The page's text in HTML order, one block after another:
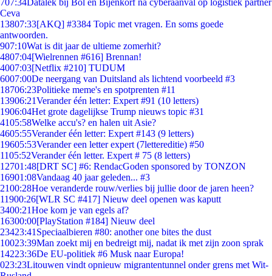
707:34Datalek bij Bol en Bijenkorf na cyberaanval op logistiek partner
Ceva
13807:33[AKQ] #3384 Topic met vragen. En soms goede
antwoorden.
907:10Wat is dit jaar de ultieme zomerhit?
4807:04[Wielrennen #616] Brennan!
4007:03[Netflix #210] TUDUM
6007:00De neergang van Duitsland als lichtend voorbeeld #3
18706:23Politieke meme's en spotprenten #11
13906:21Verander één letter: Expert #91 (10 letters)
1906:04Het grote dagelijkse Trump nieuws topic #31
4105:58Welke accu's? en halen uit Asie?
4605:55Verander één letter: Expert #143 (9 letters)
19605:53Verander een letter expert (7lettereditie) #50
1105:52Verander één letter. Expert # 75 (8 letters)
12701:48[DRT SC] #6: RendacGoden sponsored by TONZON
16901:08Vandaag 40 jaar geleden... #3
2100:28Hoe veranderde rouw/verlies bij jullie door de jaren heen?
11900:26[WLR SC #417] Nieuw deel openen was kaputt
3400:21Hoe kom je van egels af?
16300:00[PlayStation #184] Nieuw deel
23423:41 Speciaalbieren #80: another one bites the dust
10023:39Man zoekt mij en bedreigt mij, nadat ik met zijn zoon sprak
14223:36De EU-politiek #6 Musk naar Europa!
023:23Litouwen vindt opnieuw migrantentunnel onder grens met Wit-